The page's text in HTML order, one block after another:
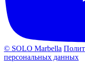
© SOLO Marbella
персональных данных